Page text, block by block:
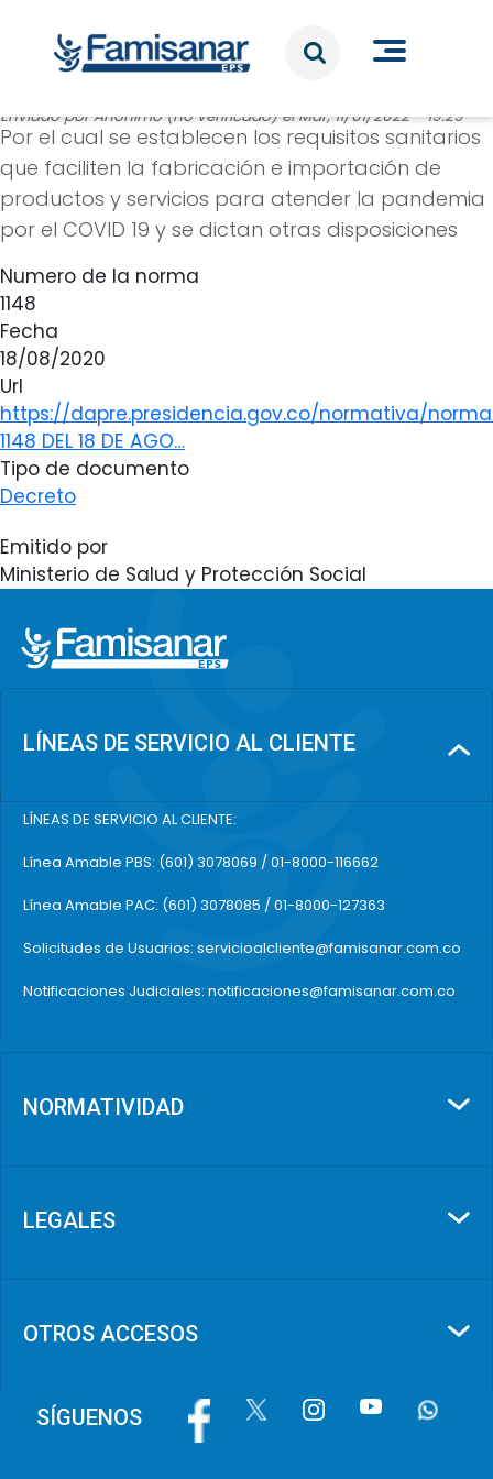
Enviado porAnónimo (no verificado)elMar, 11/01/2022 - 19:29
Por el cual se establecen los requisitos sanitarios
que faciliten la fabricación e importación de
productos y servicios para atender la pandemia
por el COVID 19 y se dictan otras disposiciones
Numero de la norma
1148
Fecha
18/08/2020
Url
https://dapre.presidencia.gov.co/normativa/
1148 DEL 18 DE AGO…
Tipo de documento
Decreto
Emitido por
Ministerio de Salud y Protección Social
LÍNEAS DE SERVICIO AL CLIENTE
LÍNEAS DE SERVICIO AL CLIENTE:
Línea Amable PBS: (601) 3078069 / 01-8000-116662
Línea Amable PAC: (601) 3078085 / 01-8000-127363
Solicitudes de Usuarios: servicioalcliente@famisanar.com.co
Notificaciones Judiciales: notificaciones@famisanar.com.co
NORMATIVIDAD
LEGALES
OTROS ACCESOS
SÍGUENOS Image Image Image Image Image